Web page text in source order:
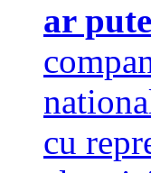
ar
cu